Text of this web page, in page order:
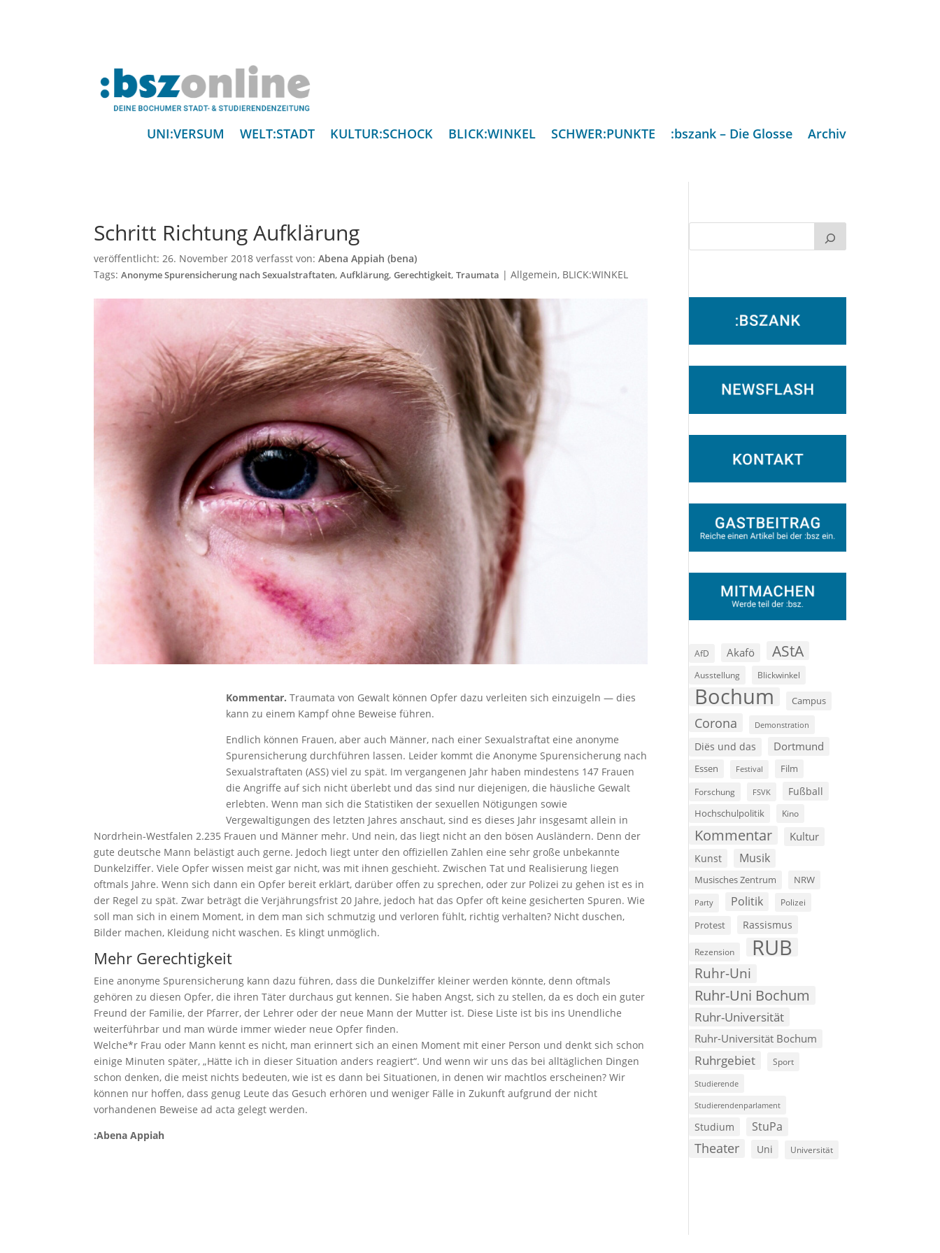
UNI:VERSUM WELT:STADT KULTUR:SCHOCK BLICK:WINKEL SCHWER:PUNKTE :bszank – Die Glosse Archiv
Schritt Richtung Aufklärung
veröffentlicht:26. November 2018 verfasst von:Abena Appiah (bena)
Tags:Anonyme Spurensicherung nach Sexualstraftaten,Aufklärung,Gerechtigkeit,Traumata |Allgemein, BLICK:WINKEL
Kommentar. Traumata von Gewalt können Opfer dazu verleiten sich einzuigeln — dies
kann zu einem Kampf ohne Beweise führen.
Endlich können Frauen, aber auch Männer, nach einer Sexualstraftat eine anonyme
Spurensicherung durchführen lassen. Leider kommt die Anonyme Spurensicherung nach
Sexualstraftaten (ASS) viel zu spät. Im vergangenen Jahr haben mindestens 147 Frauen
die Angriffe auf sich nicht überlebt und das sind nur diejenigen, die häusliche Gewalt
erlebten. Wenn man sich die Statistiken der sexuellen Nötigungen sowie
Vergewaltigungen des letzten Jahres anschaut, sind es dieses Jahr insgesamt allein in
Nordrhein-Westfalen 2.235 Frauen und Männer mehr. Und nein, das liegt nicht an den bösen Ausländern. Denn der
gute deutsche Mann belästigt auch gerne. Jedoch liegt unter den offiziellen Zahlen eine sehr große unbekannte
Dunkelziffer. Viele Opfer wissen meist gar nicht, was mit ihnen geschieht. Zwischen Tat und Realisierung liegen
oftmals Jahre. Wenn sich dann ein Opfer bereit erklärt, darüber offen zu sprechen, oder zur Polizei zu gehen ist es in
der Regel zu spät. Zwar beträgt die Verjährungsfrist 20 Jahre, jedoch hat das Opfer oft keine gesicherten Spuren. Wie
soll man sich in einem Moment, in dem man sich schmutzig und verloren fühlt, richtig verhalten? Nicht duschen,
Bilder machen, Kleidung nicht waschen. Es klingt unmöglich.
Mehr Gerechtigkeit
Eine anonyme Spurensicherung kann dazu führen, dass die Dunkelziffer kleiner werden könnte, denn oftmals
gehören zu diesen Opfer, die ihren Täter durchaus gut kennen. Sie haben Angst, sich zu stellen, da es doch ein guter
Freund der Familie, der Pfarrer, der Lehrer oder der neue Mann der Mutter ist. Diese Liste ist bis ins Unendliche
weiterführbar und man würde immer wieder neue Opfer finden.
Welche*r Frau oder Mann kennt es nicht, man erinnert sich an einen Moment mit einer Person und denkt sich schon
einige Minuten später, „Hätte ich in dieser Situation anders reagiert“. Und wenn wir uns das bei alltäglichen Dingen
schon denken, die meist nichts bedeuten, wie ist es dann bei Situationen, in denen wir machtlos erscheinen? Wir
können nur hoffen, dass genug Leute das Gesuch erhören und weniger Fälle in Zukunft aufgrund der nicht
vorhandenen Beweise ad acta gelegt werden.
:Abena Appiah
AfD Akafö AStA
Ausstellung Blickwinkel
Bochum Campus
Corona Demonstration
Diës und das Dortmund
Essen Festival Film
Forschung FSVK Fußball
Hochschulpolitik Kino
Kommentar Kultur
Kunst Musik
Musisches Zentrum NRW
Party Politik Polizei
Protest Rassismus
Rezension RUB
Ruhr-Uni
Ruhr-Uni Bochum
Ruhr-Universität
Ruhr-Universität Bochum
Ruhrgebiet Sport
Studierende
Studierendenparlament
Studium StuPa
Theater Uni Universität